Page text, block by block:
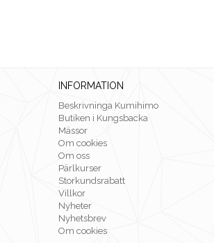
INFORMATION
Beskrivninga Kumihimo
Butiken i Kungsbacka
Mässor
Om cookies
Om oss
Pärlkurser
Storkundsrabatt
Villkor
Nyheter
Nyhetsbrev
Om cookies